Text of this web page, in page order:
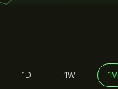
1D 1W 1M